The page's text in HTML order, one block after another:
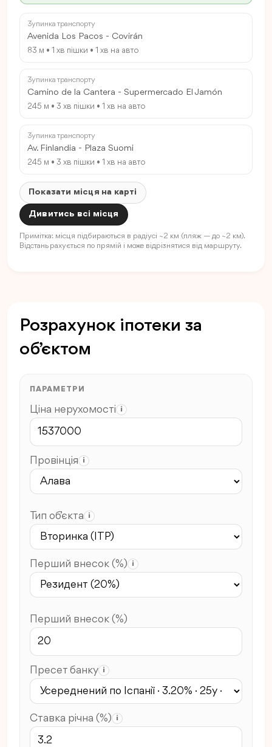
Зупинка транспорту
Avenida Los Pacos - Covirán
83 м • 1 хв пішки • 1 хв на авто
Зупинка транспорту
Camino de la Cantera - Supermercado El Jamón
245 м • 3 хв пішки • 1 хв на авто
Зупинка транспорту
Av. Finlandia - Plaza Suomi
245 м • 3 хв пішки • 1 хв на авто
Показати місця на карті
Дивитись всі місця
Примітка: місця підбираються в радіусі ~2 км (пляж — до ~2 км).
Відстань рахується по прямій і може відрізнятися від маршруту.
Розрахунок іпотеки за
об’єктом
ПАРАМЕТРИ
Ціна нерухомості i
Провінція i
Тип об’єкта i
Перший внесок (%) i
Перший внесок (%)
Пресет банку i
Ставка річна (%) i